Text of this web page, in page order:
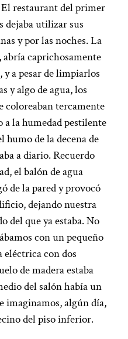
El restaurant del primer
dejaba utilizar sus
y por las noches. La
abría caprichosamente
y a pesar de limpiarlos
y algo de agua, los
coloreaban tercamente
a la humedad pestilente
humo de la decena de
a diario. Recuerdo
el balón de agua
de la pared y provocó
dejando nuestra
del que ya estaba. No
con un pequeño
con dos
de madera estaba
del salón había un
imaginamos, algún día,
del piso inferior.